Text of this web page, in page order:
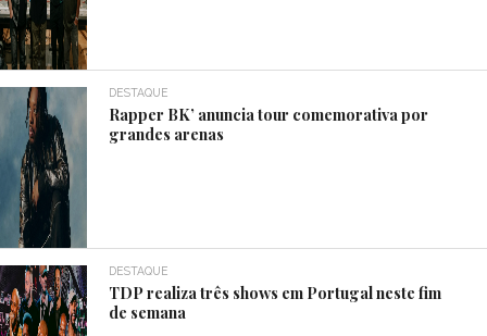
DESTAQUE
Rapper BK’ anuncia tour comemorativa por
grandes arenas
DESTAQUE
TDP realiza três shows em Portugal neste fim
de semana